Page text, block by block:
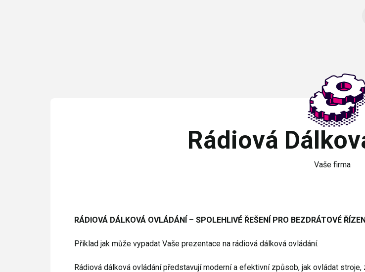
Rádiová
Vaše firma
RÁDIOVÁ DÁLKOVÁ OVLÁDÁNÍ – SPOLEHLIVÉ ŘEŠENÍ PRO BEZDRÁTOVÉ
Příklad jak může vypadat Vaše prezentace na rádiová dálková ovládání.
Rádiová dálková ovládání představují moderní a efektivní způsob, jak ovládat